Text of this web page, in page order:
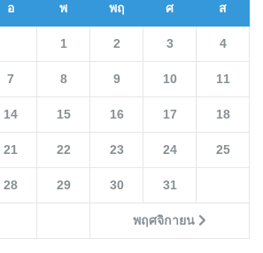
อ พ พฤ ศ ส
พฤศจิกายน
1 2 3 4
7 8 9 10 11
14 15 16 17 18
21 22 23 24 25
28 29 30 31